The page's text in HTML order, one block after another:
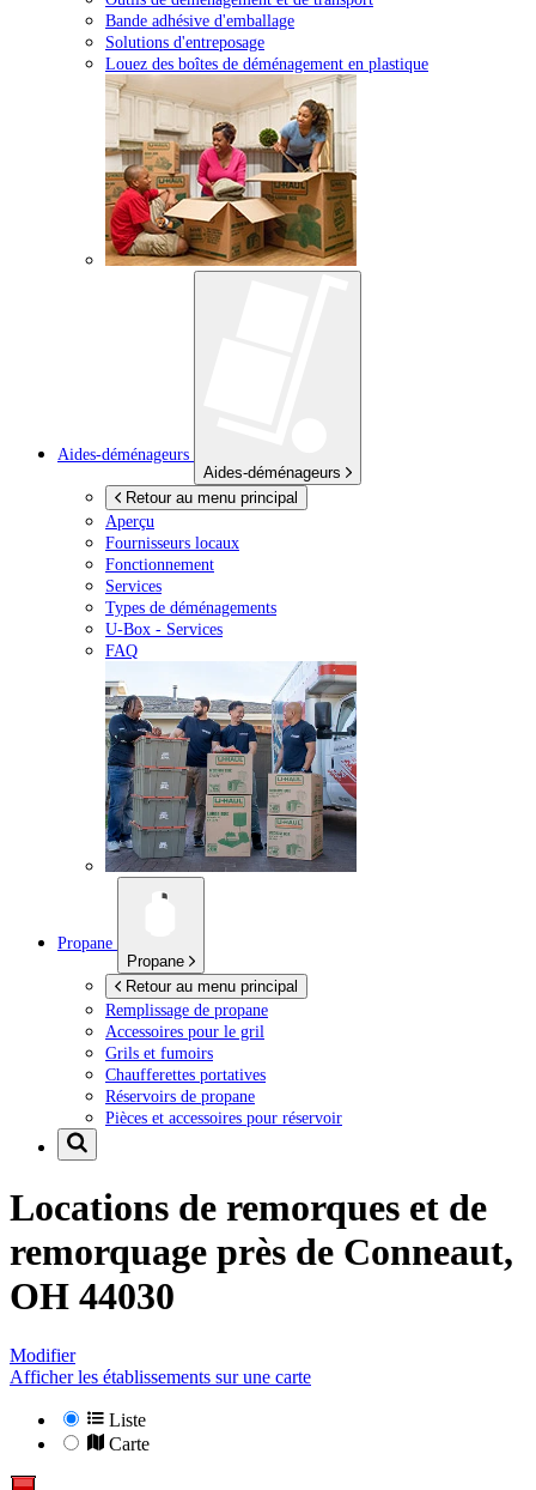
Bande adhésive d'emballage
Solutions d'entreposage
Louez des boîtes de déménagement en plastique
Aides-déménageurs
Aides-déménageurs
Retour au menu principal
Aperçu
Fournisseurs locaux
Fonctionnement
Services
Types de déménagements
U-Box - Services
FAQ
Propane
Propane
Retour au menu principal
Remplissage de propane
Accessoires pour le gril
Grils et fumoirs
Chaufferettes portatives
Réservoirs de propane
Pièces et accessoires pour réservoir
Locations de remorques et de
remorquage près de Conneaut,
OH 44030
Modifier
Afficher les établissements sur une carte
Liste
Carte